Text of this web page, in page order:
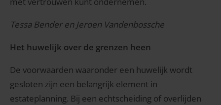
Tessa Bender en Jeroen Vandenbossche
Het huwelijk over de grenzen heen
De voorwaarden waaronder een huwelijk wordt
gesloten zijn een belangrijk element in
estateplanning. Bij een echtscheiding of overlijden